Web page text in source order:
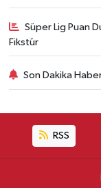
Süper Lig Puan
Fikstür
Son Dakika
RSS